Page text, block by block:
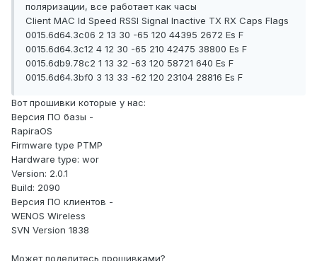
поляризации, все работает как часы
Client MAC Id Speed RSSI Signal Inactive TX RX Caps Flags
0015.6d64.3c06 2 13 30 -65 120 44395 2672 Es F
0015.6d64.3c12 4 12 30 -65 210 42475 38800 Es F
0015.6db9.78c2 1 13 32 -63 120 58721 640 Es F
0015.6d64.3bf0 3 13 33 -62 120 23104 28816 Es F
Вот прошивки которые у нас:
Версия ПО базы -
RapiraOS
Firmware type PTMP
Hardware type: wor
Version: 2.0.1
Build: 2090
Версия ПО клиентов -
WENOS Wireless
SVN Version 1838
Может поделитесь прошивками?